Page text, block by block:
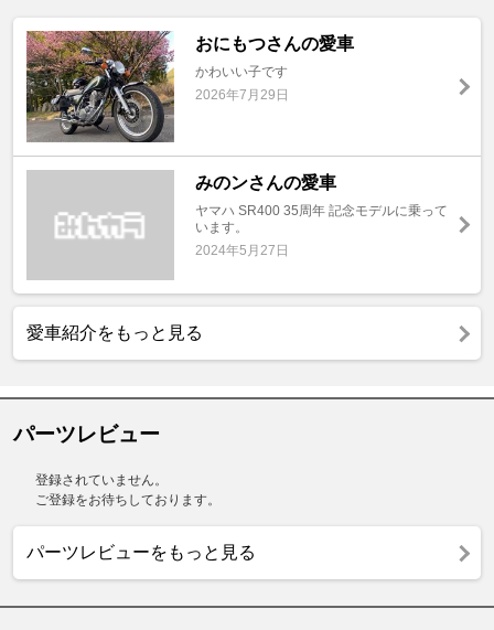
おにもつさんの愛車
かわいい子です
2026年7月29日
みのンさんの愛車
ヤマハ SR400 35周年 記念モデルに乗って
います。
2024年5月27日
愛車紹介をもっと見る
パーツレビュー
登録されていません。
ご登録をお待ちしております。
パーツレビューをもっと見る